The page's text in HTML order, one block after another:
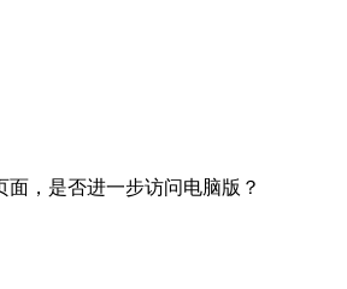
，是否进一步访问电脑版？